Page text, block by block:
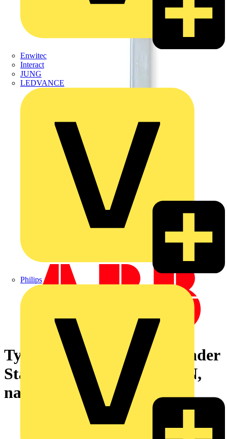
Enwitec
Interact
JUNG
LEDVANCE
Philips
Ty-Rap Stahlnasenkabelbinder
Standard, 203x2,4 mm, 80N,
naturfarben